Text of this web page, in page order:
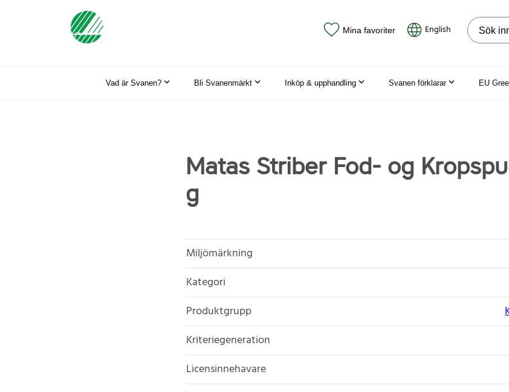
Mina favoriter English Sök på
Vad är Svanen? Bli Svanenmärkt Inköp & upphandling Svanen förklarar EU
Matas Striber Fod- og
g
Miljömärkning
Kategori
Produktgrupp
Kriteriegeneration
Licensinnehavare